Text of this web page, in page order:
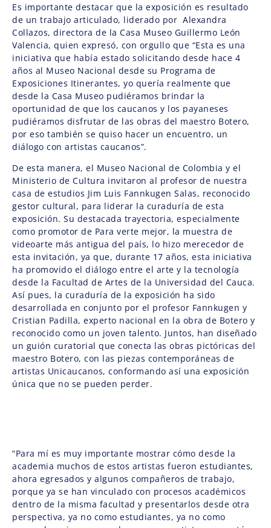
Es importante destacar que la exposición es resultado
de un trabajo articulado, liderado por Alexandra
Collazos, directora de la Casa Museo Guillermo León
Valencia, quien expresó, con orgullo que “Esta es una
iniciativa que había estado solicitando desde hace 4
años al Museo Nacional desde su Programa de
Exposiciones Itinerantes, yo quería realmente que
desde la Casa Museo pudiéramos brindar la
oportunidad de que los caucanos y los payaneses
pudiéramos disfrutar de las obras del maestro Botero,
por eso también se quiso hacer un encuentro, un
diálogo con artistas caucanos”.
De esta manera, el Museo Nacional de Colombia y el
Ministerio de Cultura invitaron al profesor de nuestra
casa de estudios Jim Luis Fannkugen Salas, reconocido
gestor cultural, para liderar la curaduría de esta
exposición. Su destacada trayectoria, especialmente
como promotor de Para verte mejor, la muestra de
videoarte más antigua del país, lo hizo merecedor de
esta invitación, ya que, durante 17 años, esta iniciativa
ha promovido el diálogo entre el arte y la tecnología
desde la Facultad de Artes de la Universidad del Cauca.
Así pues, la curaduría de la exposición ha sido
desarrollada en conjunto por el profesor Fannkugen y
Cristian Padilla, experto nacional en la obra de Botero y
reconocido como un joven talento. Juntos, han diseñado
un guión curatorial que conecta las obras pictóricas del
maestro Botero, con las piezas contemporáneas de
artistas Unicaucanos, conformando así una exposición
única que no se pueden perder.
“Para mí es muy importante mostrar cómo desde la
academia muchos de estos artistas fueron estudiantes,
ahora egresados y algunos compañeros de trabajo,
porque ya se han vinculado con procesos académicos
dentro de la misma facultad y presentarlos desde otra
perspectiva, ya no como estudiantes, ya no como